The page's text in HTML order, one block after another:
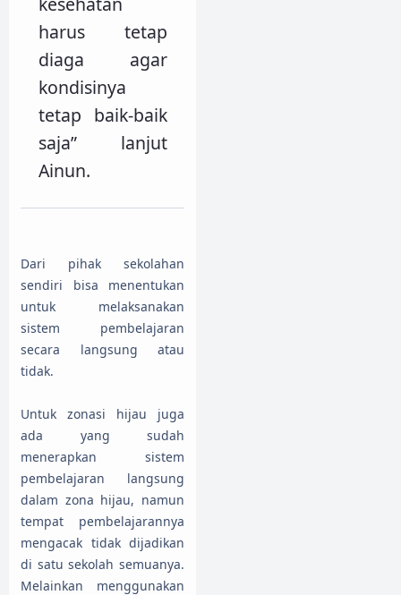
harus tetap
diaga agar
kondisinya
tetap baik-baik
saja” lanjut
Ainun.
Dari pihak sekolahan
sendiri bisa menentukan
untuk melaksanakan
sistem pembelajaran
secara langsung atau
tidak.
Untuk zonasi hijau juga
ada yang sudah
menerapkan sistem
pembelajaran langsung
dalam zona hijau, namun
tempat pembelajarannya
mengacak tidak dijadikan
di satu sekolah semuanya.
Melainkan menggunakan